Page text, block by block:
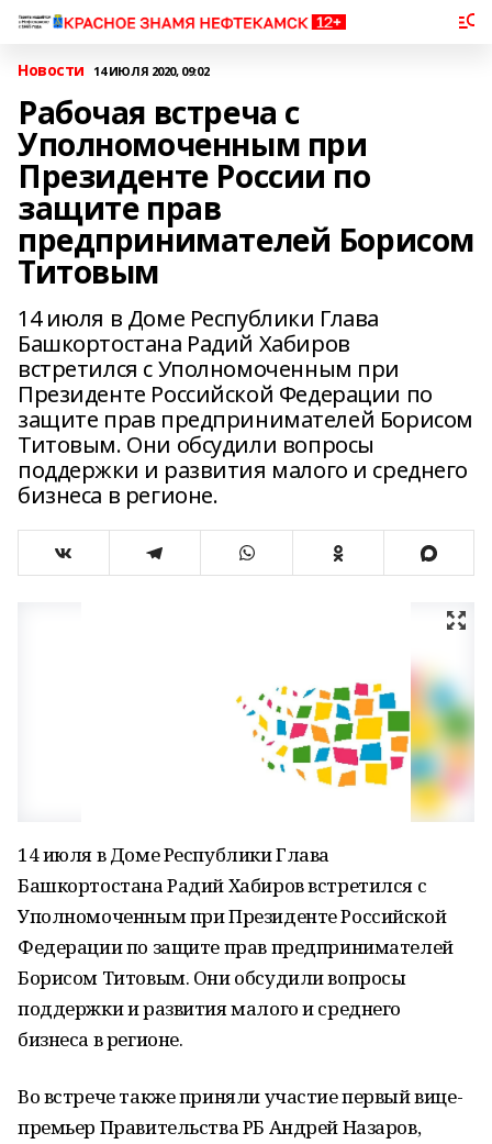
Новости 14 ИЮЛЯ 2020, 09:02
Рабочая встреча с
Уполномоченным при
Президенте России по
защите прав
предпринимателей Борисом
Титовым
14 июля в Доме Республики Глава
Башкортостана Радий Хабиров
встретился с Уполномоченным при
Президенте Российской Федерации по
защите прав предпринимателей Борисом
Титовым. Они обсудили вопросы
поддержки и развития малого и среднего
бизнеса в регионе.
14 июля в Доме Республики Глава
Башкортостана Радий Хабиров встретился с
Уполномоченным при Президенте Российской
Федерации по защите прав предпринимателей
Борисом Титовым. Они обсудили вопросы
поддержки и развития малого и среднего
бизнеса в регионе.
Во встрече также приняли участие первый вице-
премьер Правительства РБ Андрей Назаров,